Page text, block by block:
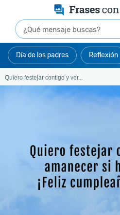
Día de los padres Reflexión
Quiero festejar contigo y ver...